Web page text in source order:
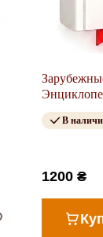
В 2 т. Т. 1.
В
1200 ₴